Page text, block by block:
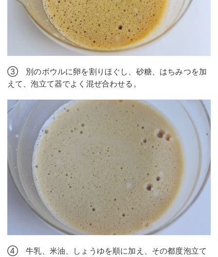
③ 別のボウルに卵を割りほぐし、砂糖、はちみつを加
えて、泡立て器でよく混ぜ合わせる。
④ 牛乳、米油、しょうゆを順に加え、その都度泡立て